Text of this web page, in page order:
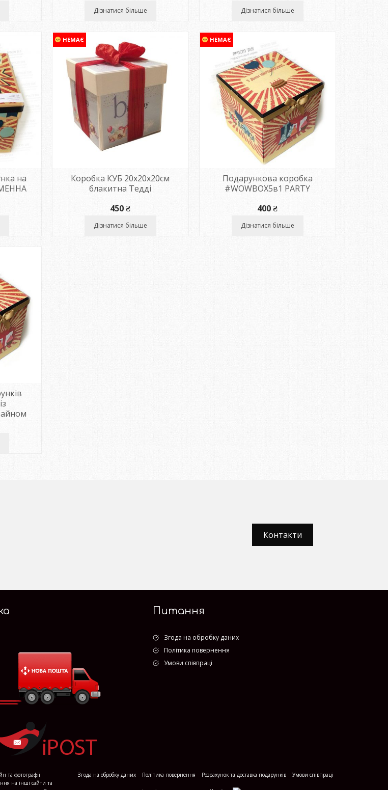
Дізнатися більше Дізнатися більше
на
НЕМАЄ
Коробка КУБ 20х20х20см
блакитна Тедді
450₴
Дізнатися більше
НЕМАЄ
Подарункова коробка
#WOWBOX5в1 PARTY
400₴
Дізнатися більше
Контакти
Питання
Згода на обробку даних
Політика повернення
Умови співпраці
Згода на обробку даних Політика повернення Розрахунок та доставка подарунків Умови співпраці
та фотографії
на інші сайти та